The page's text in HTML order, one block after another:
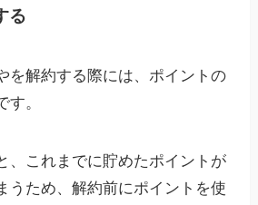
る
を解約する際には、ポイントの
す。
、これまでに貯めたポイントが
うため、解約前にポイントを使